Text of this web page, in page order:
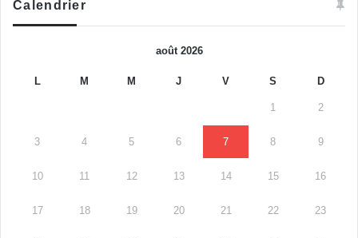
Calendrier
août 2026
L M M J V S D
1 2
3 4 5 6 7 8 9
10 11 12 13 14 15 16
17 18 19 20 21 22 23